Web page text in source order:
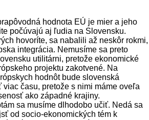
hodnota EÚ je mier a jeho
počúvajú aj ľudia na Slovensku.
hovoríte, sa nabalili až neskôr rokmi,
integrácia. Nemusíme sa preto
utilitárni, pretože ekonomické
projektu zakotvené. Na
hodnôt bude slovenská
času, pretože s nimi máme oveľa
ako západné krajiny.
sa musíme dlhodobo učiť. Nedá sa
od socio-ekonomických tém k